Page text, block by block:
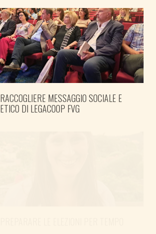
RACCOGLIERE MESSAGGIO SOCIALE E
ETICO DI LEGACOOP FVG